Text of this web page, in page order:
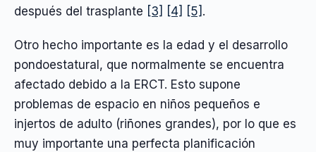
después del trasplante [3] [4] [5] .
Otro hecho importante es la edad y el desarrollo
pondoestatural, que normalmente se encuentra
afectado debido a la ERCT. Esto supone
problemas de espacio en niños pequeños e
injertos de adulto (riñones grandes), por lo que es
muy importante una perfecta planificación